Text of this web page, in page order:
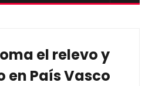
el relevo y
en País Vasco